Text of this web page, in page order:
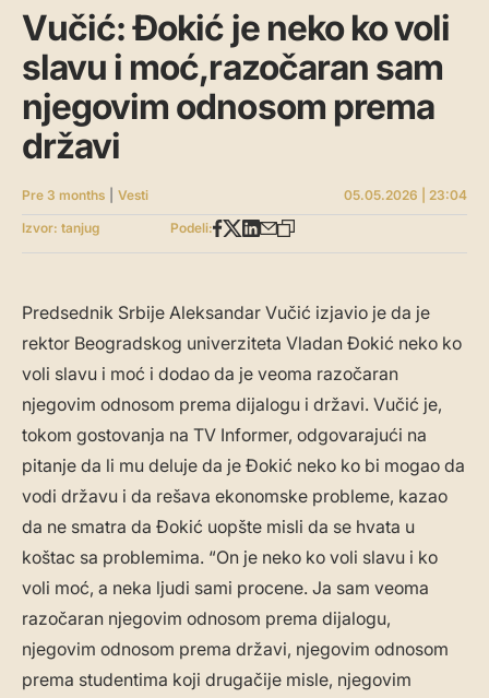
Vučić: Đokić je neko ko voli
slavu i moć,razočaran sam
njegovim odnosom prema
državi
Pre 3 months Vesti
05.05.2026 | 23:04
Izvor: tanjug
Podeli:
Predsednik Srbije Aleksandar Vučić izjavio je da je
rektor Beogradskog univerziteta Vladan Đokić neko ko
voli slavu i moć i dodao da je veoma razočaran
njegovim odnosom prema dijalogu i državi. Vučić je,
tokom gostovanja na TV Informer, odgovarajući na
pitanje da li mu deluje da je Đokić neko ko bi mogao da
vodi državu i da rešava ekonomske probleme, kazao
da ne smatra da Đokić uopšte misli da se hvata u
koštac sa problemima. “On je neko ko voli slavu i ko
voli moć, a neka ljudi sami procene. Ja sam veoma
razočaran njegovim odnosom prema dijalogu,
njegovim odnosom prema državi, njegovim odnosom
prema studentima koji drugačije misle, njegovim